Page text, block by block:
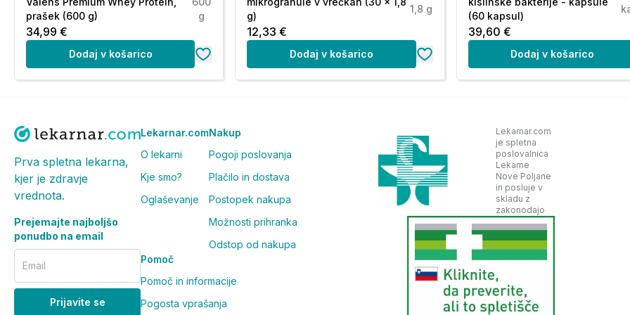
Shranjevanje:
Shranjujte na hladnem (do 25 °C) in suhem mestu (relativna vlažnost do 60 %), zaščiteno pred sončno
svetlobo. Shranjevati nedosegljivo otrokom!
Pogosta vprašanja in odgovori (FAQ):
Priporočen dnevni odmerek sta 2 gumijasta bonbona (9 g). Bonbon dobro prežvečite, preden ga
pogoltnete. Pakiranje 90 bonbonov zadostuje za 45 dnevnih odmerkov.
Kaj je izvleček ašvagande KSM-66?
KSM-66 je patentirani izvleček, pridobljen izključno iz korenin ašvagande (Withania somnifera). Pridobiva
se brez uporabe alkohola in drugih kemičnih topil, kar ohranja naravno ravnovesje aktivnih sestavin
rastline.
Za koga ta izdelek ni primeren?
prašek (600 g)
g
34,99 €
Dodaj v košarico
g)
1,8 g
12,33 €
Dodaj v košarico
(60 kapsul)
39,60 €
Dodaj v košarico
Prva spletna lekarna,
kjer je zdravje
vrednota.
Prejemajte najboljšo
ponudbo na email
Email
Prijavite se
Lekarnar.com
O lekarni
Kje smo?
Oglaševanje
Nakup
Pogoji poslovanja
Plačilo in dostava
Postopek nakupa
Možnosti prihranka
Odstop od nakupa
Pomoč
Pomoč in informacije
Pogosta vprašanja
Lekarnar.com
je spletna
poslovalnica
Lekarne
Nove Poljane
in posluje v
skladu z
zakonodajo